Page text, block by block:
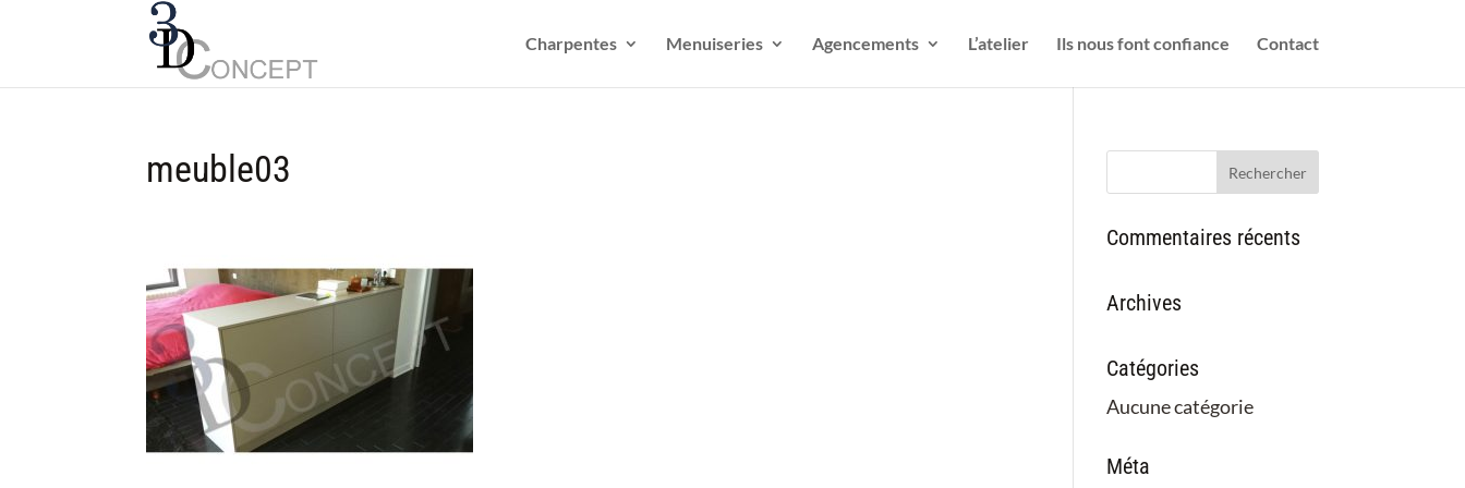
Charpentes Menuiseries Agencements L’atelier Ils nous font confiance Contact
meuble03
Commentaires récents
Archives
Catégories
Aucune catégorie
Méta